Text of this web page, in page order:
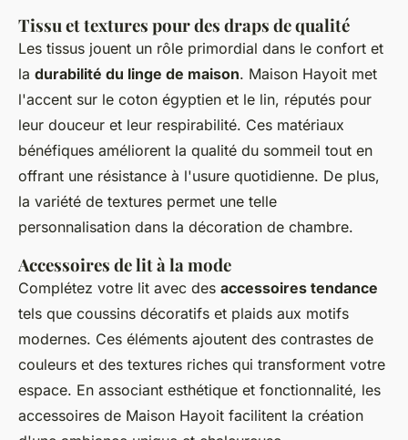
Tissu et textures pour des draps de qualité
Les tissus jouent un rôle primordial dans le confort et
la durabilité du linge de maison. Maison Hayoit met
l'accent sur le coton égyptien et le lin, réputés pour
leur douceur et leur respirabilité. Ces matériaux
bénéfiques améliorent la qualité du sommeil tout en
offrant une résistance à l'usure quotidienne. De plus,
la variété de textures permet une telle
personnalisation dans la décoration de chambre.
Accessoires de lit à la mode
Complétez votre lit avec des accessoires tendance
tels que coussins décoratifs et plaids aux motifs
modernes. Ces éléments ajoutent des contrastes de
couleurs et des textures riches qui transforment votre
espace. En associant esthétique et fonctionnalité, les
accessoires de Maison Hayoit facilitent la création